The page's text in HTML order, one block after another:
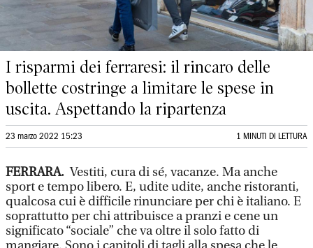
I risparmi dei ferraresi: il rincaro delle
bollette costringe a limitare le spese in
uscita. Aspettando la ripartenza
23 marzo 2022 15:23 1 MINUTI DI LETTURA
FERRARA.Vestiti, cura di sé, vacanze. Ma anche
sport e tempo libero. E, udite udite, anche ristoranti,
qualcosa cui è difficile rinunciare per chi è italiano. E
soprattutto per chi attribuisce a pranzi e cene un
significato “sociale” che va oltre il solo fatto di